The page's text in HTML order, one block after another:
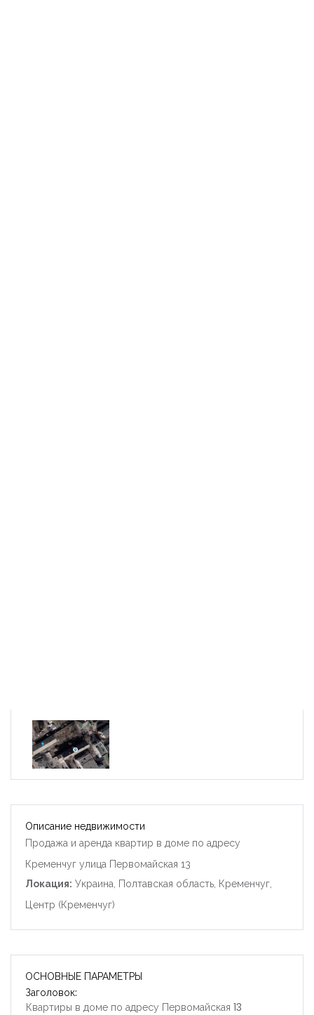
Описание недвижимости
Продажа и аренда квартир в доме по адресу
Кременчуг улица Первомайская 13
Локация: Украина, Полтавская область, Кременчуг,
Центр (Кременчуг)
ОСНОВНЫЕ ПАРАМЕТРЫ
Заголовок:
Квартиры в доме по адресу Первомайская 13